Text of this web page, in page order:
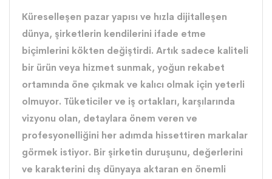
Küreselleşen pazar yapısı ve hızla dijitalleşen
dünya, şirketlerin kendilerini ifade etme
biçimlerini kökten değiştirdi. Artık sadece kaliteli
bir ürün veya hizmet sunmak, yoğun rekabet
ortamında öne çıkmak ve kalıcı olmak için yeterli
olmuyor. Tüketiciler ve iş ortakları, karşılarında
vizyonu olan, detaylara önem veren ve
profesyonelliğini her adımda hissettiren markalar
görmek istiyor. Bir şirketin duruşunu, değerlerini
ve karakterini dış dünyaya aktaran en önemli